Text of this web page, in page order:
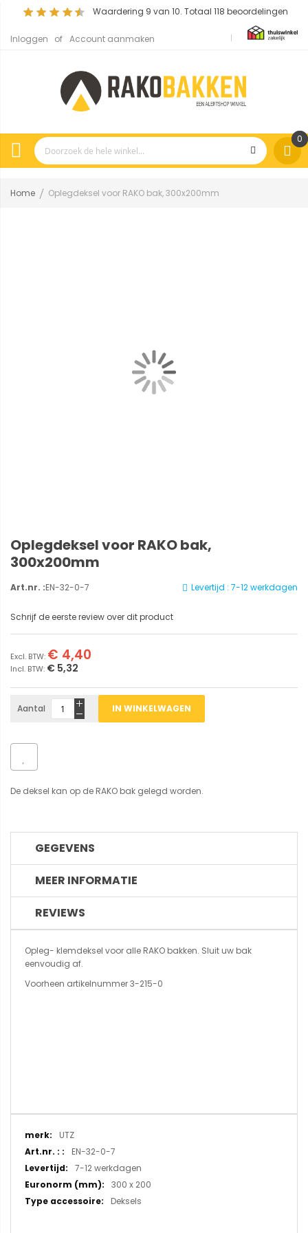
Waardering 9 van 10. Totaal 118 beoordelingen
Inloggen Account aanmaken
0
Home Oplegdeksel voor RAKO bak, 300x200mm
Oplegdeksel voor RAKO bak,
300x200mm
Levertijd : 7-12 werkdagen
Art.nr. :EN-32-0-7
Schrijf de eerste review over dit product
€ 5,32
€ 4,40
Aantal IN WINKELWAGEN
De deksel kan op de RAKO bak gelegd worden.
GEGEVENS
MEER INFORMATIE
REVIEWS
Opleg- klemdeksel voor alle RAKO bakken. Sluit uw bak
eenvoudig af.
Voorheen artikelnummer 3-215-0
Meer
informatie
UTZ
EN-32-0-7
7-12 werkdagen
300 x 200
Deksels